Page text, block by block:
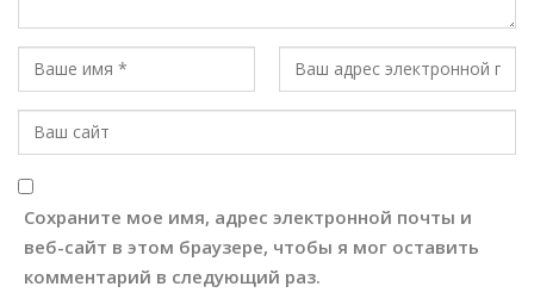
Сохраните мое имя, адрес электронной почты и
веб-сайт в этом браузере, чтобы я мог оставить
комментарий в следующий раз.